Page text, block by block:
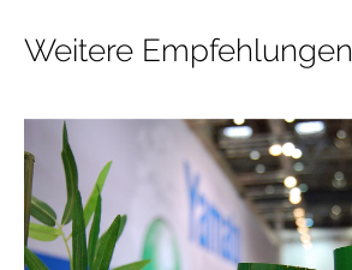
Weitere Empfehlungen